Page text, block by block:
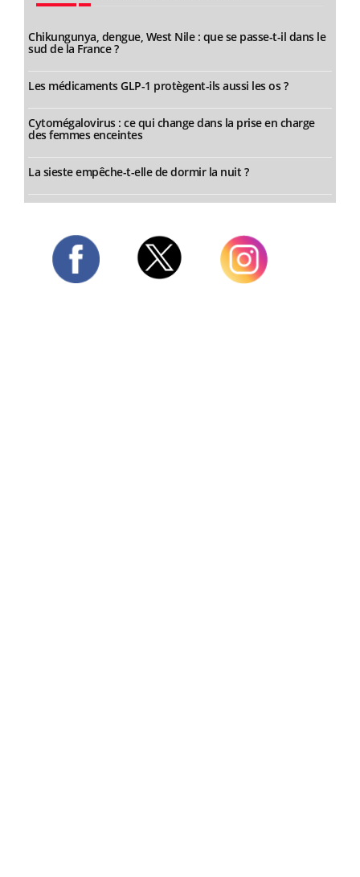
Chikungunya, dengue, West Nile : que se passe-t-il dans le
sud de la France ?
Les médicaments GLP-1 protègent-ils aussi les os ?
Cytomégalovirus : ce qui change dans la prise en charge
des femmes enceintes
La sieste empêche-t-elle de dormir la nuit ?